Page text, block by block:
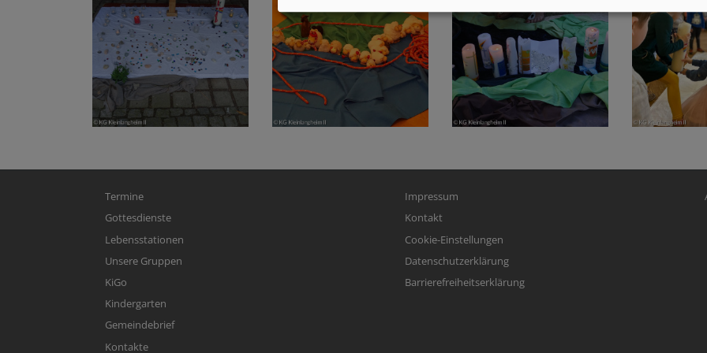
Hauptnavigation
Termine
Gottesdienste
Lebensstationen
Unsere Gruppen
KiGo
Kindergarten
Gemeindebrief
Kontakte
Fußbereichsmenü
Impressum
Kontakt
Cookie-Einstellungen
Datenschutzerklärung
Barrierefreiheitserklärung